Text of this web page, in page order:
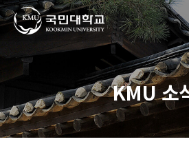
주메뉴 바로가기
본문내용 바로가기
푸터 바로가기
국민대학교
KMU 소